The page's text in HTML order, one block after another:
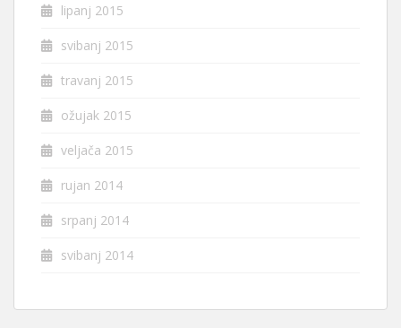
lipanj 2015
svibanj 2015
travanj 2015
ožujak 2015
veljača 2015
rujan 2014
srpanj 2014
svibanj 2014